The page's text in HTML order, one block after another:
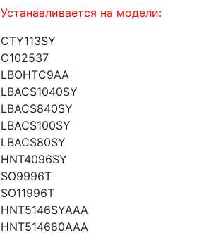
Устанавливается на модели:
CTY113SY
C102537
LBOHTC9AA
LBACS1040SY
LBACS840SY
LBACS100SY
LBACS80SY
HNT4096SY
SO9996T
SO11996T
HNT5146SYAAA
HNT514680AAA